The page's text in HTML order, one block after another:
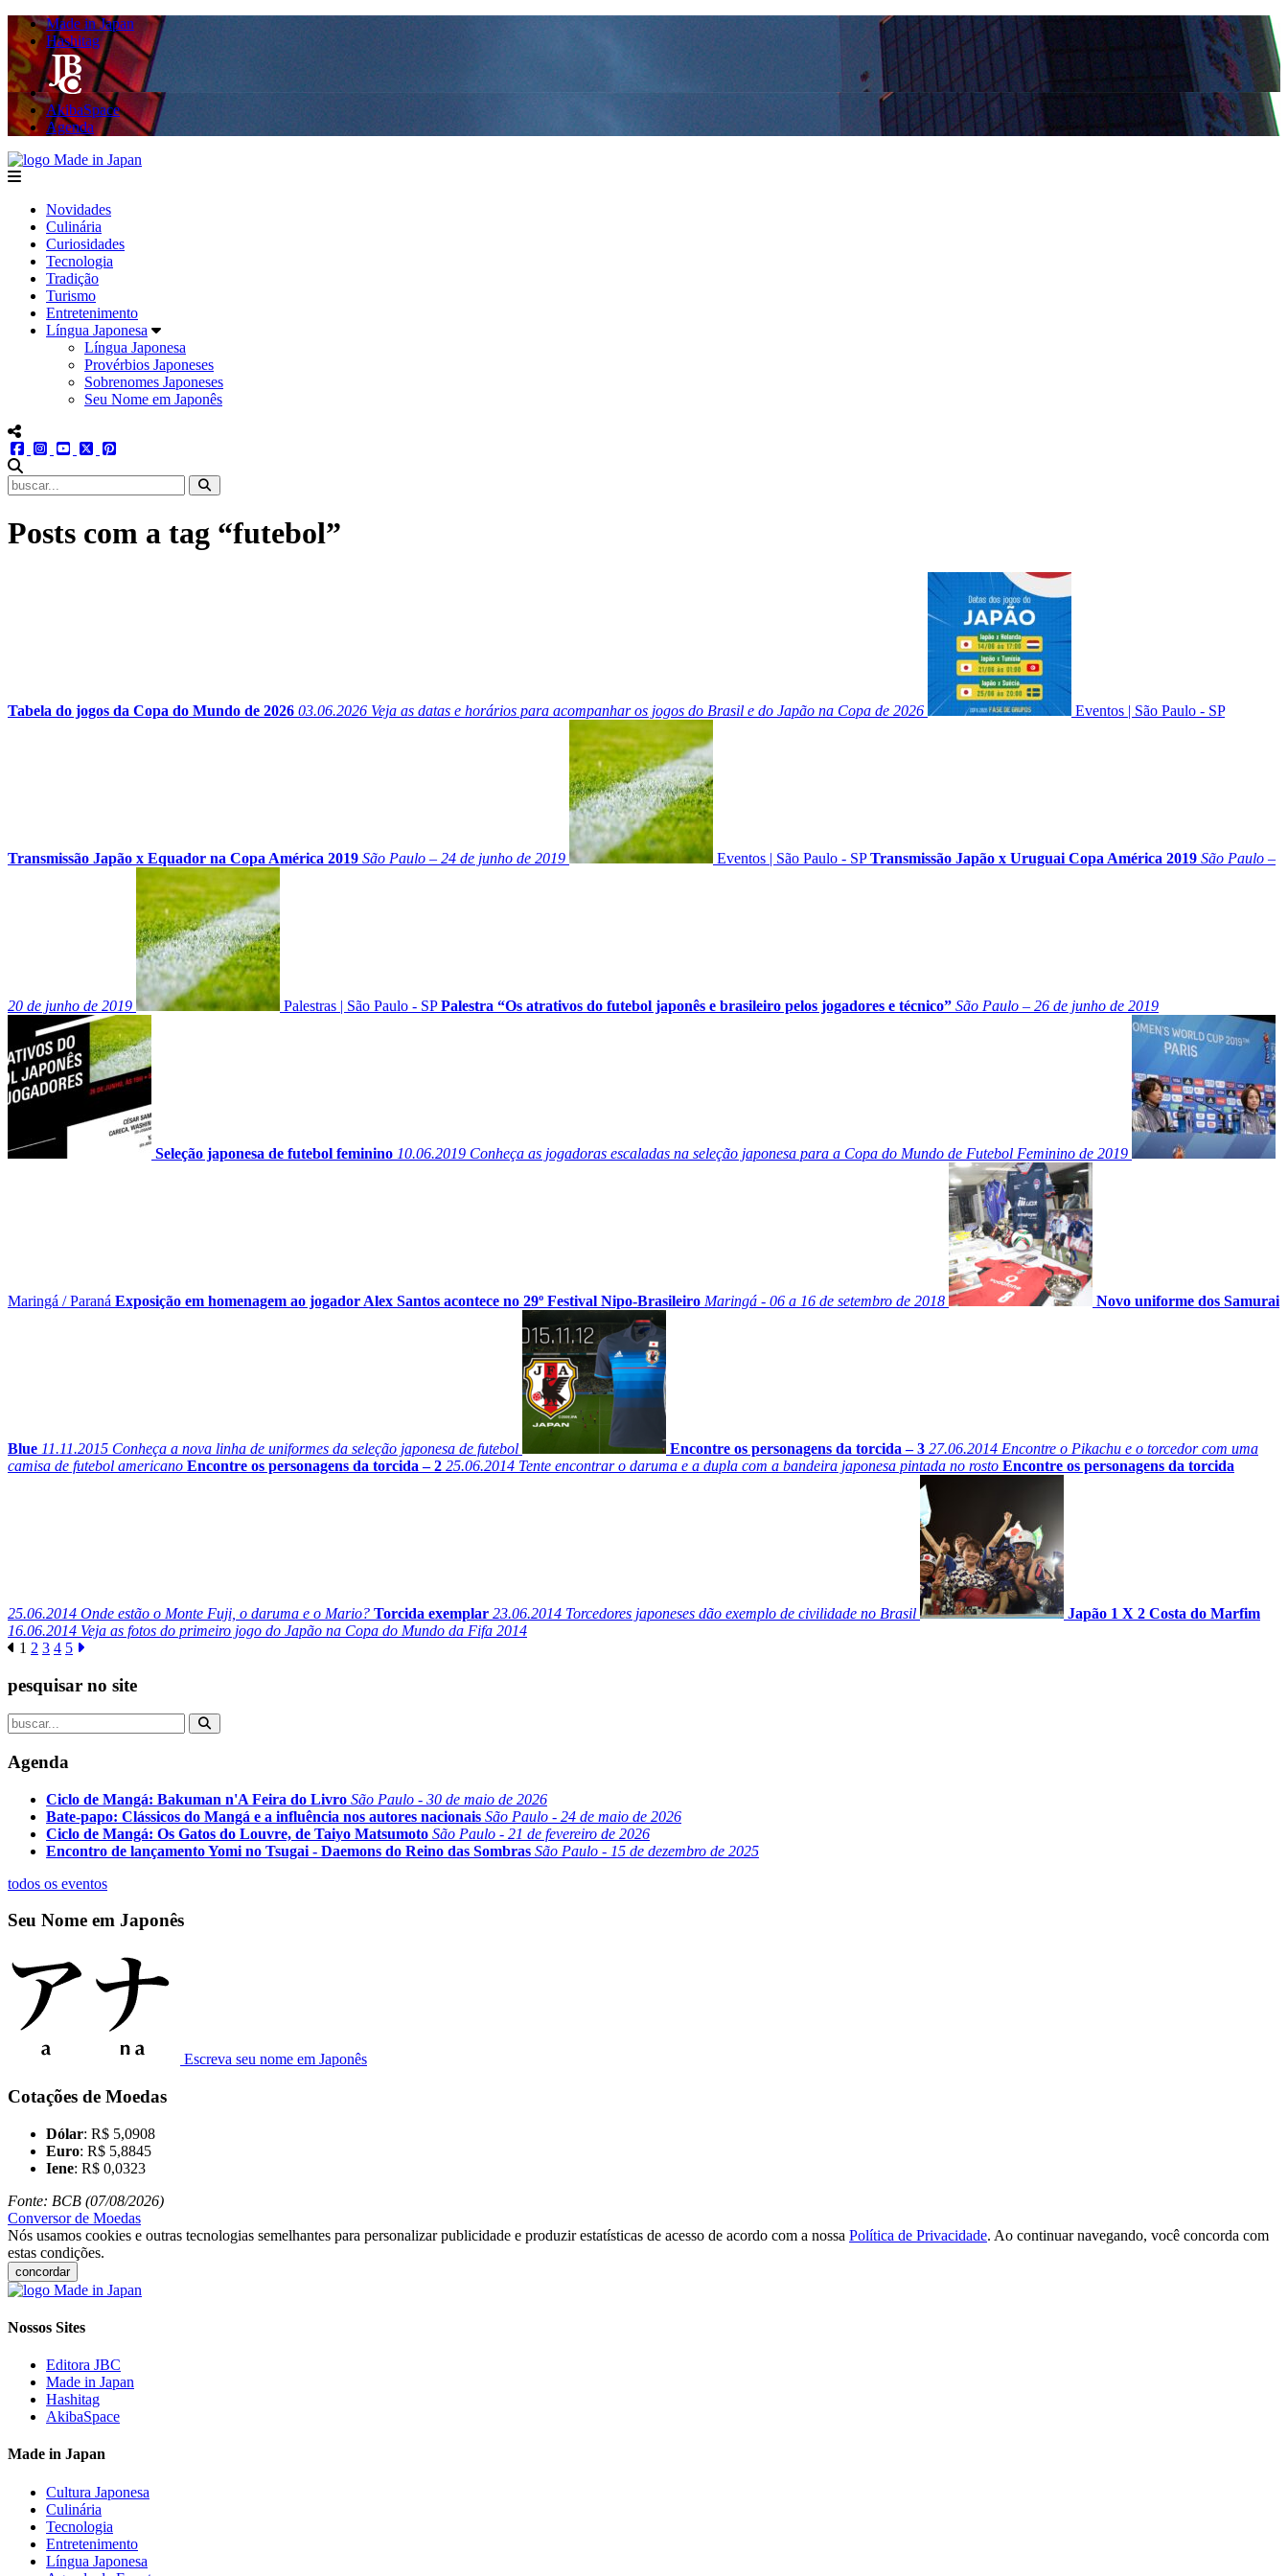
Made in Japan
Hashitag
AkibaSpace
Agenda
menu
Novidades
Culinária
Curiosidades
Tecnologia
Tradição
Turismo
Entretenimento
Língua Japonesa
Língua Japonesa
Provérbios Japoneses
Sobrenomes Japoneses
Seu Nome em Japonês
menu redes social
facebookinstagram
youtube
twitter
Posts com a tag “futebol”
Tabela do jogos da Copa do Mundo de 2026 03.06.2026 Veja as datas e horários para acompanhar os jogos do Brasil e do Japão na Copa de 2026 Eventos | São Paulo - SP
Transmissão Japão x Equador na Copa América 2019 São Paulo – 24 de junho de 2019 Eventos | São Paulo - SP Transmissão Japão x Uruguai Copa América 2019 São Paulo –
20 de junho de 2019 Palestras | São Paulo - SP Palestra “Os atrativos do futebol japonês e brasileiro pelos jogadores e técnico” São Paulo – 26 de junho de 2019
Seleção japonesa de futebol feminino 10.06.2019 Conheça as jogadoras escaladas na seleção japonesa para a Copa do Mundo de Futebol Feminino de 2019
Maringá /Paraná Exposição em homenagem ao jogador Alex Santos acontece no 29º Festival Nipo-Brasileiro Maringá - 06 a 16 de setembro de 2018 Novo uniforme dos Samurai
Blue 11.11.2015 Conheça a nova linha de uniformes da seleção japonesa de futebol Encontre os personagens da torcida – 3 27.06.2014 Encontre o Pikachu e o torcedor com uma
camisa de futebol americano Encontre os personagens da torcida – 2 25.06.2014 Tente encontrar o daruma e a dupla com a bandeira japonesa pintada no rosto Encontre os personagens da torcida
25.06.2014 Onde estão o Monte Fuji, o daruma e o Mario? Torcida exemplar 23.06.2014 Torcedores japoneses dão exemplo de civilidade no Brasil
Japão 1 X 2 Costa do Marfim
16.06.2014 Veja as fotos do primeiro jogo do Japão na Copa do Mundo da Fifa 2014
1 2 3 4 5
pesquisar no site
Agenda
Ciclo de Mangá: Bakuman n'A Feira do Livro São Paulo - 30 de maio de 2026
Bate-papo: Clássicos do Mangá e a influência nos autores nacionais São Paulo - 24 de maio de 2026
Ciclo de Mangá: Os Gatos do Louvre, de Taiyo Matsumoto São Paulo - 21 de fevereiro de 2026
Encontro de lançamento Yomi no Tsugai - Daemons do Reino das Sombras São Paulo - 15 de dezembro de 2025
todos os eventos
Seu Nome em Japonês
Escreva seu nome em Japonês
Cotações de Moedas
Dólar: R$ 5,0908
Euro: R$ 5,8845
Iene: R$ 0,0323
Fonte: BCB (07/08/2026)
Conversor de Moedas
Nós usamos cookies e outras tecnologias semelhantes para personalizar publicidade e produzir estatísticas de acesso de acordo com a nossa Política de Privacidade. Ao continuar navegando, você concorda com
estas condições.
concordar
Nossos Sites
Editora JBC
Made in Japan
Hashitag
AkibaSpace
Made in Japan
Cultura Japonesa
Culinária
Tecnologia
Entretenimento
Língua Japonesa